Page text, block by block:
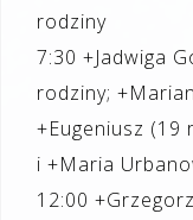
rodziny
7:30 +Jadwiga
rodziny;
+Eugeniusz (19
i +Maria
12:00